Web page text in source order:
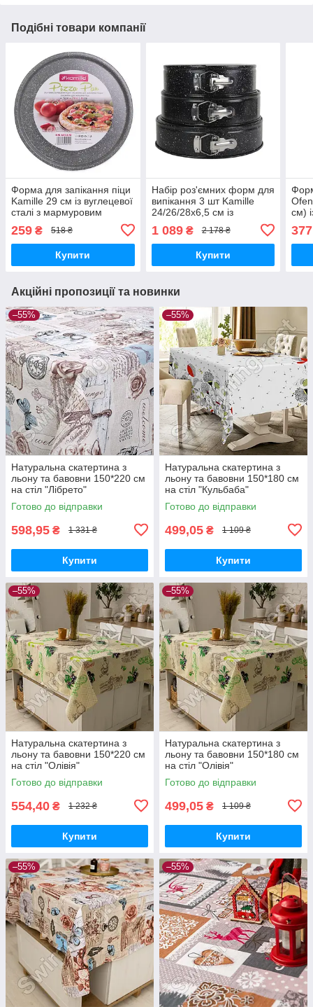
Подібні товари компанії
Форма для запікання піци
Kamille 29 см із вуглецевої
сталі з мармуровим
259 ₴ 518 ₴
Купити
Набір роз'ємних форм для
випікання 3 шт Kamille
24/26/28х6,5 см із
1 089₴ 2 178 ₴
Купити
см)
377
Акційні пропозиції та новинки
–55%
Натуральна скатертина з
льону та бавовни 150*220 см
на стіл "Лібрето"
Готово до відправки
598,95 ₴ 1 331 ₴
Купити
–55%
Натуральна скатертина з
льону та бавовни 150*180 см
на стіл "Кульбаба"
Готово до відправки
499,05 ₴ 1 109 ₴
Купити
–55%
Натуральна скатертина з
льону та бавовни 150*220 см
на стіл "Олівія"
Готово до відправки
554,40 ₴ 1 232 ₴
Купити
–55%
Натуральна скатертина з
льону та бавовни 150*180 см
на стіл "Олівія"
Готово до відправки
499,05 ₴ 1 109 ₴
Купити
–55% –55%